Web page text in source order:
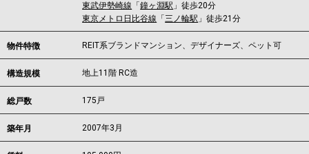
東武伊勢崎線 「鐘ヶ淵駅 」徒歩20分
東京メトロ日比谷線 「三ノ輪駅 」徒歩21分
物件特徴 REIT系ブランドマンション、デザイナーズ、ペット可
構造規模 地上11階 RC造
総戸数 175戸
築年月 2007年3月